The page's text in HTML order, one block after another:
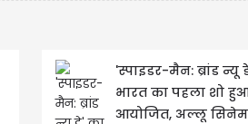
'स्पाइडर-मैन: ब्रांड न्यू
भारत का पहला शो
आयोजित, अल्लू